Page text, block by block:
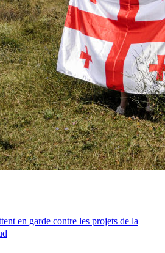
en garde contre les projets de la